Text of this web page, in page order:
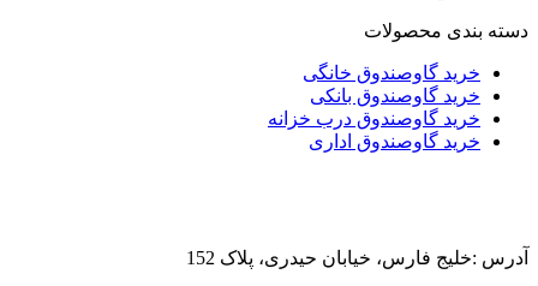
دسته بندی محصولات
خرید گاوصندوق خانگی
خرید گاوصندوق بانکی
خرید گاوصندوق درب خزانه
خرید گاوصندوق اداری
آدرس :خلیج فارس، خیابان حیدری، پلاک 152